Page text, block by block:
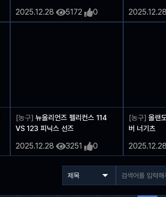
2025.12.28 5172 0 2025.12.28
[농구] 뉴올리언즈 펠리컨스 114
VS 123 피닉스 선즈
2025.12.28 3251 0
[농구] 올랜
버 너기츠
2025.12.28